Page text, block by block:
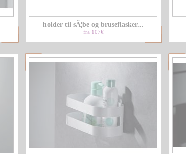
holder til sÃ¦be og bruseflasker...
fra 107€